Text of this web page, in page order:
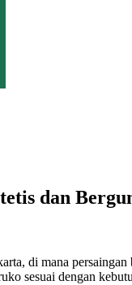
dan
di mana
sesuai dengan